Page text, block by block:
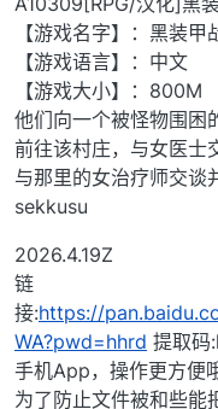
【游戏名字】：黑装
【游戏语言】：中文
【游戏大小】：800M
他们向一个被怪物围困
前往该村庄，与女医士
与那里的女治疗师交谈
sekkusu
2026.4.19Z
链
接:https://
WA?pwd=hhrd 提取码
手机App，操作更方便
为了防止文件被和些能